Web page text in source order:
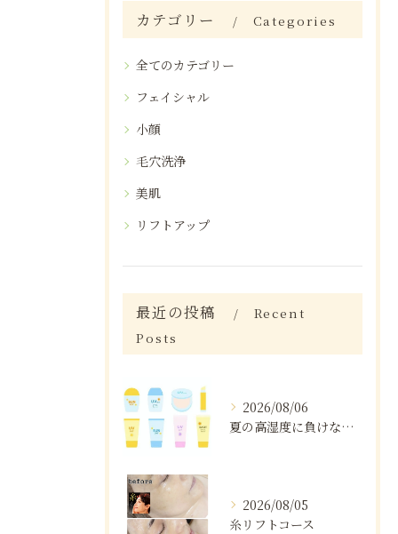
カテゴリー Categories
全てのカテゴリー
フェイシャル
小顔
毛穴洗浄
美肌
リフトアップ
最近の投稿
Recent
Posts
2026/08/06
夏の高湿度に負けない肌ケア術
2026/08/05
糸リフトコース